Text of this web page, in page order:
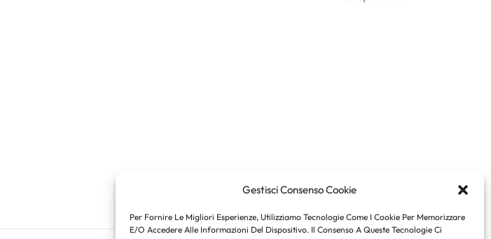
Gestisci Consenso Cookie
Per Fornire Le Migliori Esperienze, Utilizziamo Tecnologie Come I Cookie Per Memorizzare
E/o Accedere Alle Informazioni Del Dispositivo. Il Consenso A Queste Tecnologie Ci